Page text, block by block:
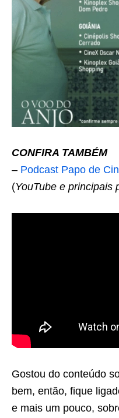
CONFIRA TAMBÉM
– Podcast Papo de
(YouTube e principais
Gostou do conteúdo
bem, então, fique
e mais um pouco,